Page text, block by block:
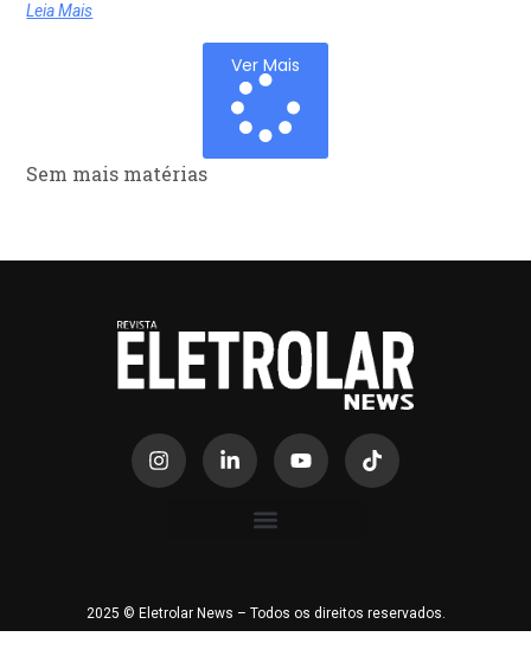
Leia Mais
Ver Mais
Sem mais matérias
2025 © Eletrolar News – Todos os direitos reservados.